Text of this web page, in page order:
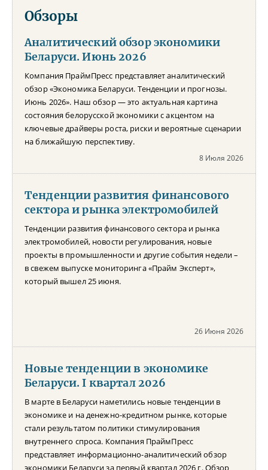
Обзоры
Аналитический обзор экономики
Беларуси. Июнь 2026
Компания ПраймПресс представляет аналитический
обзор «Экономика Беларуси. Тенденции и прогнозы.
Июнь 2026». Наш обзор — это актуальная картина
состояния белорусской экономики с акцентом на
ключевые драйверы роста, риски и вероятные сценарии
на ближайшую перспективу.
8 Июля 2026
Тенденции развития финансового
сектора и рынка электромобилей
Тенденции развития финансового сектора и рынка
электромобилей, новости регулирования, новые
проекты в промышленности и другие события недели –
в свежем выпуске мониторинга «Прайм Эксперт»,
который вышел 25 июня.
26 Июня 2026
Новые тенденции в экономике
Беларуси. I квартал 2026
В марте в Беларуси наметились новые тенденции в
экономике и на денежно-кредитном рынке, которые
стали результатом политики стимулирования
внутреннего спроса. Компания ПраймПресс
представляет информационно-аналитический обзор
экономики Беларуси за первый квартал 2026 г. Обзор